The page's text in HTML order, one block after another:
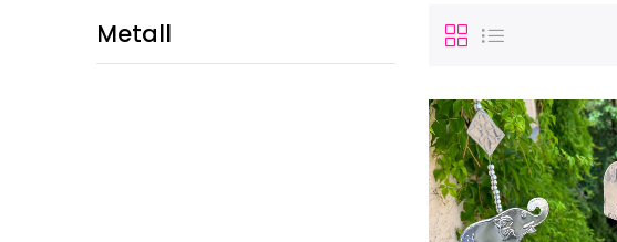
Metall